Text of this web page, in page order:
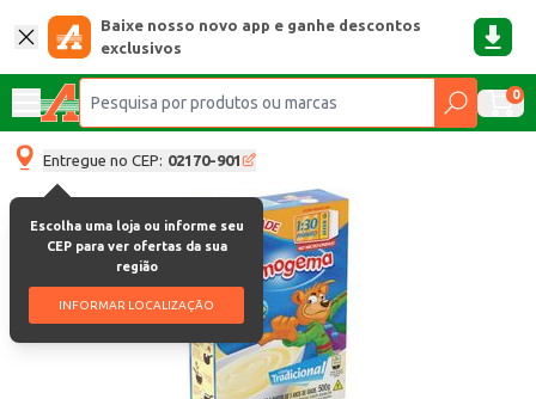
Baixe nosso novo app e ganhe descontos
exclusivos
0
Entregue no CEP: 02170-901
Escolha uma loja ou informe seu
CEP para ver ofertas da sua
região
INFORMAR LOCALIZAÇÃO